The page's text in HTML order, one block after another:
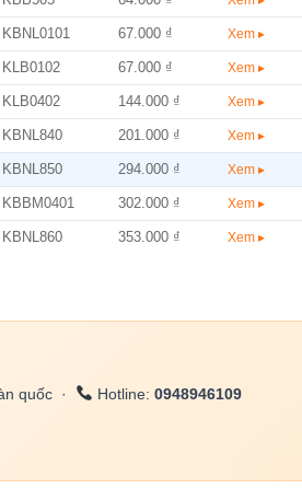
KBNL0101 67.000 ₫ Xem ▸
KLB0102 67.000 ₫ Xem ▸
KLB0402 144.000 ₫ Xem ▸
KBNL840 201.000 ₫ Xem ▸
KBNL850 294.000 ₫ Xem ▸
KBBM0401 302.000 ₫ Xem ▸
KBNL860 353.000 ₫ Xem ▸
quốc · Hotline: 0948946109